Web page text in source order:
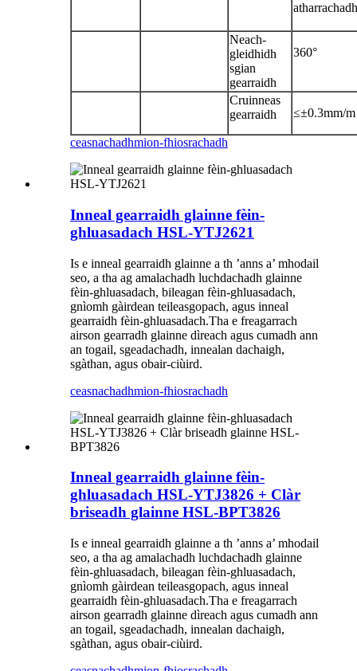
Neach-
gleidhidh
sgian
gearraidh
360°
Cruinneas
gearraidh
≤±0.3mm/m
ceasnachadhmion-fhiosrachadh
Inneal gearraidh glainne fèin-
ghluasadach HSL-YTJ2621
Is e inneal gearraidh glainne a th ’anns a’ mhodail
seo, a tha ag amalachadh luchdachadh glainne
fèin-ghluasadach, bileagan fèin-ghluasadach,
gnìomh gàirdean teileasgopach, agus inneal
gearraidh fèin-ghluasadach.Tha e freagarrach
airson gearradh glainne dìreach agus cumadh ann
an togail, sgeadachadh, innealan dachaigh,
sgàthan, agus obair-ciùird.
ceasnachadhmion-fhiosrachadh
Inneal gearraidh glainne fèin-
ghluasadach HSL-YTJ3826 + Clàr
briseadh glainne HSL-BPT3826
Is e inneal gearraidh glainne a th ’anns a’ mhodail
seo, a tha ag amalachadh luchdachadh glainne
fèin-ghluasadach, bileagan fèin-ghluasadach,
gnìomh gàirdean teileasgopach, agus inneal
gearraidh fèin-ghluasadach.Tha e freagarrach
airson gearradh glainne dìreach agus cumadh ann
an togail, sgeadachadh, innealan dachaigh,
sgàthan, agus obair-ciùird.